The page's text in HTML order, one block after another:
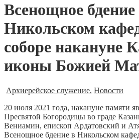
Всенощное бдение
Никольском
соборе накануне
иконы Божией
Архиерейское служение, Новости
20 июля 2021 года, накануне памяти
Пресвятой Богородицы во граде
Вениамин, епископ Ардатовский и
Всенощное бдение в Никольском